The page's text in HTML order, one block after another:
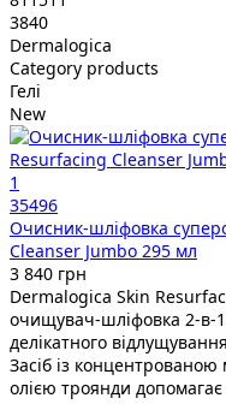
3840
Dermalogica
Category products
Гелі
New
1
35496
Очисник-шліфовка
Cleanser Jumbo 295 мл
3 840 грн
Dermalogica Skin
очищувач-шліфовка 2-в-
делікатного
Засіб із
олією троянди